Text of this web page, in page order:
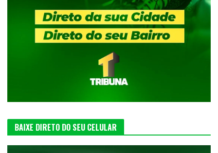
BAIXE DIRETO DO SEU CELULAR